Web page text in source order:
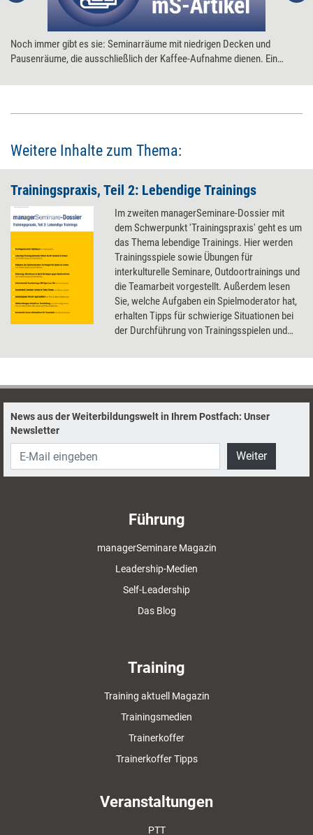
Noch immer gibt es sie: Seminarräume mit niedrigen Decken und
Pausenräume, die ausschließlich der Kaffee-Aufnahme dienen. Ein
stets kürzer werdenden Präsenzseminaren das Lernumfeld so wichtig
Weitere Inhalte zum Thema:
Trainingspraxis, Teil 2: Lebendige Trainings
Im zweiten managerSeminare-Dossier mit
dem Schwerpunkt 'Trainingspraxis' geht es um
das Thema lebendige Trainings. Hier werden
Trainingsspiele sowie Übungen für
interkulturelle Seminare, Outdoortrainings und
die Teamarbeit vorgestellt. Außerdem lesen
Sie, welche Aufgaben ein Spielmoderator hat,
erhalten Tipps für schwierige Situationen bei
der Durchführung von Trainingsspielen und
'Accelerated Learning'
News aus der Weiterbildungswelt in Ihrem Postfach: Unser
Newsletter
Weiter
Führung
managerSeminare Magazin
Leadership-Medien
Self-Leadership
Das Blog
Training
Training aktuell Magazin
Trainingsmedien
Trainerkoffer
Trainerkoffer Tipps
Veranstaltungen
PTT